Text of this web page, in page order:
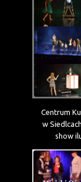
Centrum
w
show